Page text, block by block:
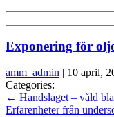
Exponering för
amm_admin | 10 april,
Categories:
← Handslaget – våld
Erfarenheter från